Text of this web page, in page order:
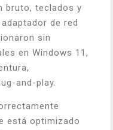
bruto, teclados y
de red
sin
en Windows 11,
and-play.
está optimizado